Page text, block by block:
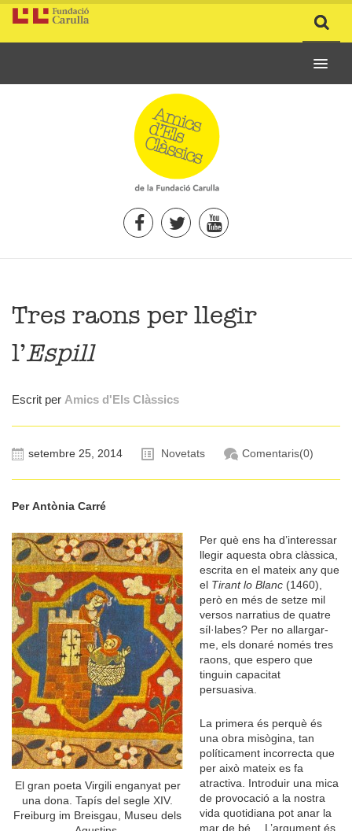
Tres raons per llegir
l’Espill
Escrit per Amics d'Els Clàssics
setembre 25, 2014 Novetats Comentaris(0)
Per Antònia Carré
El gran poeta Virgili enganyat per
una dona. Tapís del segle XIV.
Freiburg im Breisgau, Museu dels
Per què ens ha d’interessar
llegir aquesta obra clàssica,
escrita en el mateix any que
el Tirant lo Blanc (1460),
però en més de setze mil
versos narratius de quatre
síl·labes? Per no allargar-
me, els donaré només tres
raons, que espero que
tinguin capacitat
persuasiva.
La primera és perquè és
una obra misògina, tan
políticament incorrecta que
per això mateix es fa
atractiva. Introduir una mica
de provocació a la nostra
vida quotidiana pot anar la
mar de bé… L’argument és